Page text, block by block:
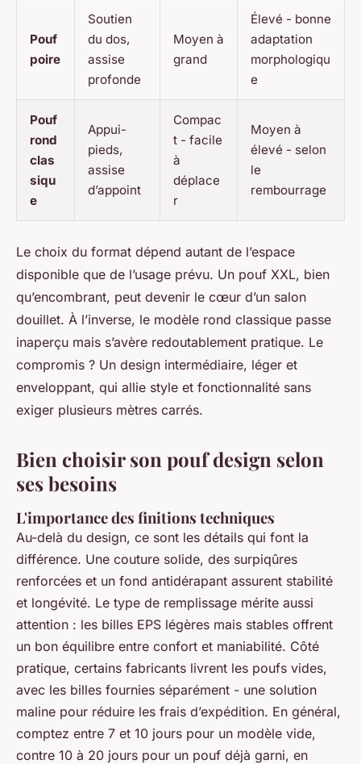
Pouf
poire
Soutien
du dos,
assise
profonde
Moyen à
grand
Élevé - bonne
adaptation
morphologiqu
e
Pouf
rond
clas
siqu
e
Appui-
pieds,
assise
d’appoint
Compac
t - facile
à
déplace
r
Moyen à
élevé - selon
le
rembourrage
Le choix du format dépend autant de l’espace
disponible que de l’usage prévu. Un pouf XXL, bien
qu’encombrant, peut devenir le cœur d’un salon
douillet. À l’inverse, le modèle rond classique passe
inaperçu mais s’avère redoutablement pratique. Le
compromis ? Un design intermédiaire, léger et
enveloppant, qui allie style et fonctionnalité sans
exiger plusieurs mètres carrés.
Bien choisir son pouf design selon
ses besoins
L'importance des finitions techniques
Au-delà du design, ce sont les détails qui font la
différence. Une couture solide, des surpiqûres
renforcées et un fond antidérapant assurent stabilité
et longévité. Le type de remplissage mérite aussi
attention : les billes EPS légères mais stables offrent
un bon équilibre entre confort et maniabilité. Côté
pratique, certains fabricants livrent les poufs vides,
avec les billes fournies séparément - une solution
maline pour réduire les frais d’expédition. En général,
comptez entre 7 et 10 jours pour un modèle vide,
contre 10 à 20 jours pour un pouf déjà garni, en